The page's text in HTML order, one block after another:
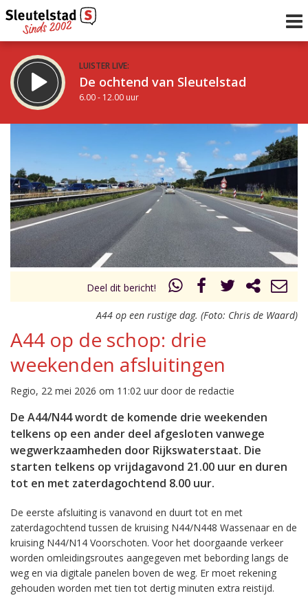
LUISTER LIVE:
De ochtend van Sleutelstad
6.00 - 12.00 uur
De middag van Sleutelstad
Vorig uur
uur 1 van 0 Volgend uur
Inklappen
Deel dit bericht!
A44 op een rustige dag. (Foto: Chris de Waard)
A44 op de schop: drie
weekenden afsluitingen
Regio, 22 mei 2026 om 11:02 uur door de redactie
De A44/N44 wordt de komende drie weekenden
telkens op een ander deel afgesloten vanwege
wegwerkzaamheden door Rijkswaterstaat. Die
starten telkens op vrijdagavond 21.00 uur en duren
tot en met zaterdagochtend 8.00 uur.
De eerste afsluiting is vanavond en duurt tot en met
zaterdagochtend tussen de kruising N44/N448 Wassenaar en de
kruising N44/N14 Voorschoten. Voor het doorgaande verkeer
worden omleidingsroutes aangegeven met bebording langs de
weg en via digitale panelen boven de weg. Er moet rekening
gehouden worden met tien tot dertig minuten extra reistijd.